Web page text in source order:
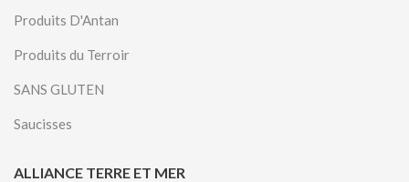
Produits D'Antan
Produits du Terroir
SANS GLUTEN
Saucisses
ALLIANCE TERRE ET MER